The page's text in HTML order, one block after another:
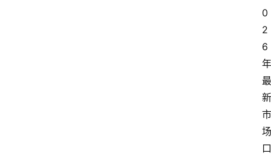
0
2
6
年
最
新
市
场
口